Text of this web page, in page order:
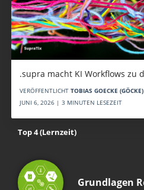
.supra macht KI Workflows zu
VERÖFFENTLICHT TOBIAS GOECKE
JUNI 6, 2026 | 3 MINUTEN LESEZEIT
Top 4 (Lernzeit)
Grundlagen